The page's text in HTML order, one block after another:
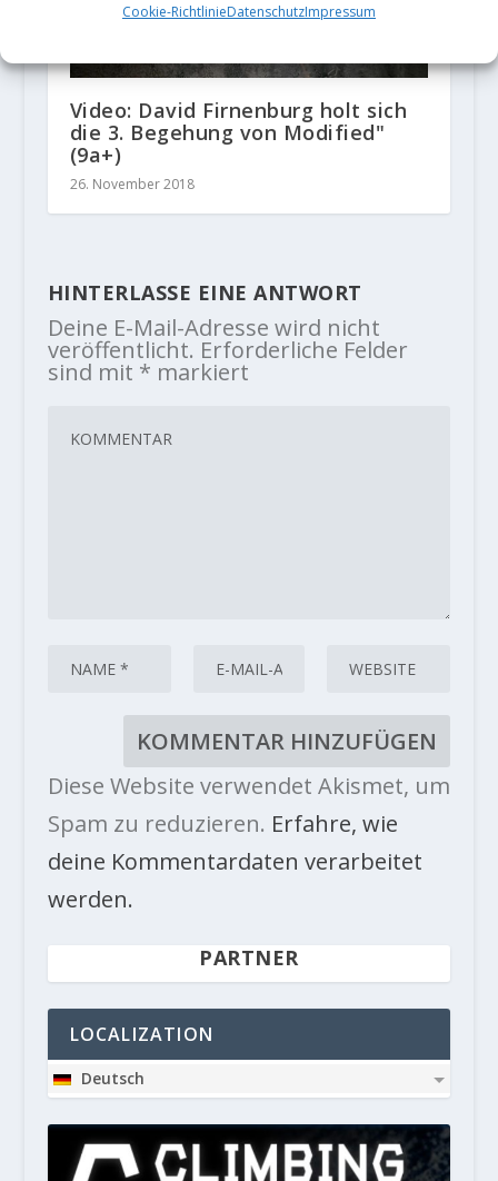
Cookie-RichtlinieDatenschutzImpressum
Video: David Firnenburg holt sich
die 3. Begehung von Modified"
(9a+)
26. November 2018
HINTERLASSE EINE ANTWORT
Deine E-Mail-Adresse wird nicht
veröffentlicht. Erforderliche Felder
sind mit * markiert
Diese Website verwendet Akismet, um
Spam zu reduzieren. Erfahre, wie
deine Kommentardaten verarbeitet
werden.
PARTNER
LOCALIZATION
Deutsch